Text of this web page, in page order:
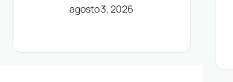
agosto 3, 2026